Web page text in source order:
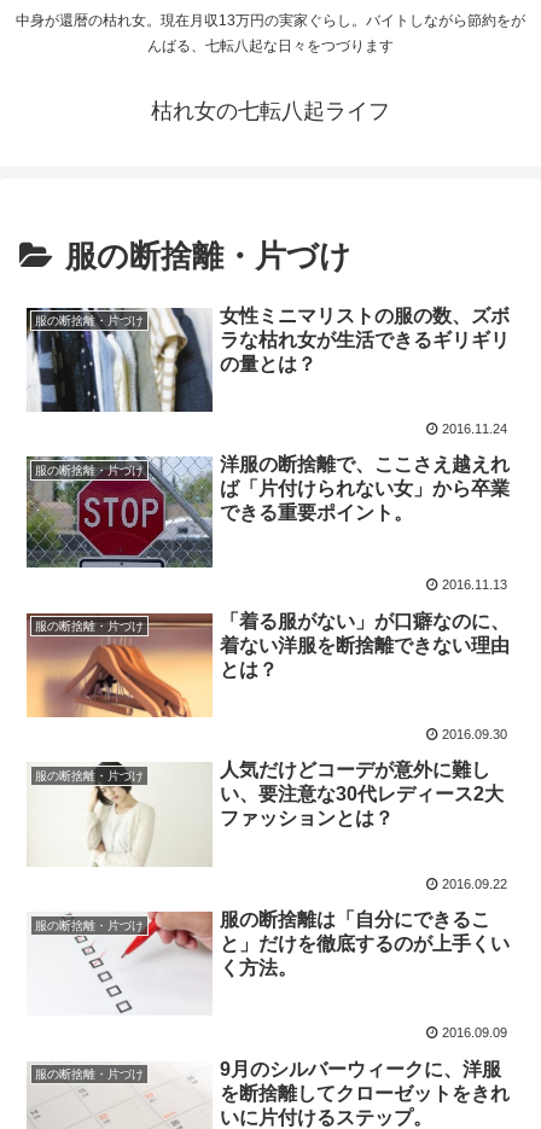
中身が還暦の枯れ女。現在月収13万円の実家ぐらし。バイトしながら節約をが
んばる、七転八起な日々をつづります
枯れ女の七転八起ライフ
服の断捨離・片づけ
服の断捨離・片づけ
女性ミニマリストの服の数、ズボ
ラな枯れ女が生活できるギリギリ
の量とは？
2016.11.24
服の断捨離・片づけ
洋服の断捨離で、ここさえ越えれ
ば「片付けられない女」から卒業
できる重要ポイント。
2016.11.13
服の断捨離・片づけ
「着る服がない」が口癖なのに、
着ない洋服を断捨離できない理由
とは？
2016.09.30
服の断捨離・片づけ
人気だけどコーデが意外に難し
い、要注意な30代レディース2大
ファッションとは？
2016.09.22
服の断捨離・片づけ
服の断捨離は「自分にできるこ
と」だけを徹底するのが上手くい
く方法。
2016.09.09
服の断捨離・片づけ
9月のシルバーウィークに、洋服
を断捨離してクローゼットをきれ
いに片付けるステップ。